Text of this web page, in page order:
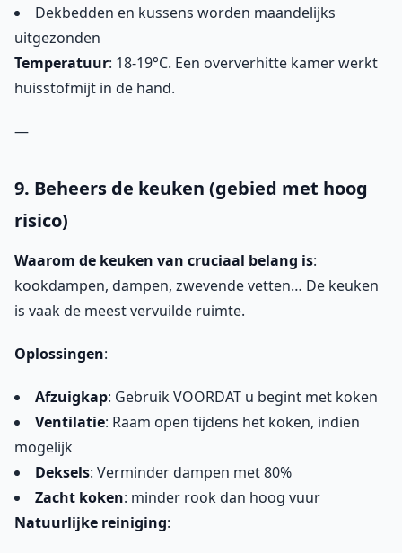
Dekbedden en kussens worden maandelijks
uitgezonden
Temperatuur: 18-19°C. Een oververhitte kamer werkt
huisstofmijt in de hand.
—
9. Beheers de keuken (gebied met hoog
risico)
Waarom de keuken van cruciaal belang is:
kookdampen, dampen, zwevende vetten… De keuken
is vaak de meest vervuilde ruimte.
Oplossingen:
Afzuigkap: Gebruik VOORDAT u begint met koken
Ventilatie: Raam open tijdens het koken, indien
mogelijk
Deksels: Verminder dampen met 80%
Zacht koken: minder rook dan hoog vuur
Natuurlijke reiniging: